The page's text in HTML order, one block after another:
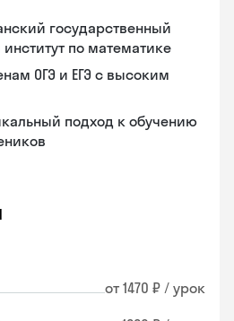
государственный
по математике
ОГЭ и ЕГЭ с высоким
подход к обучению
от 1470 ₽ / урок